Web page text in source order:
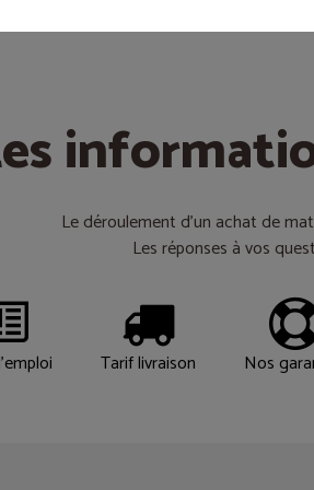
Le déroulement d’un achat de
Les réponses à vos
Tarif livraison Nos